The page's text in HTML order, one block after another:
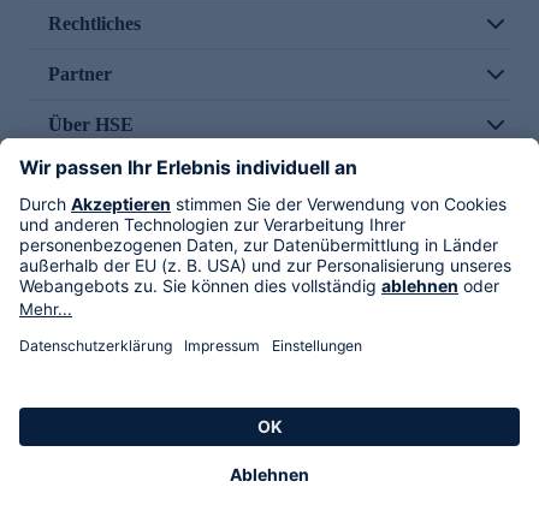
Rechtliches
Partner
Über HSE
Im TV
HSE International